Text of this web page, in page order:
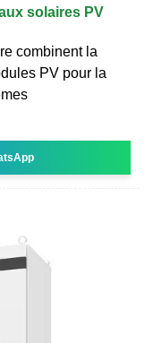
solaires PV
combinent la
PV pour la